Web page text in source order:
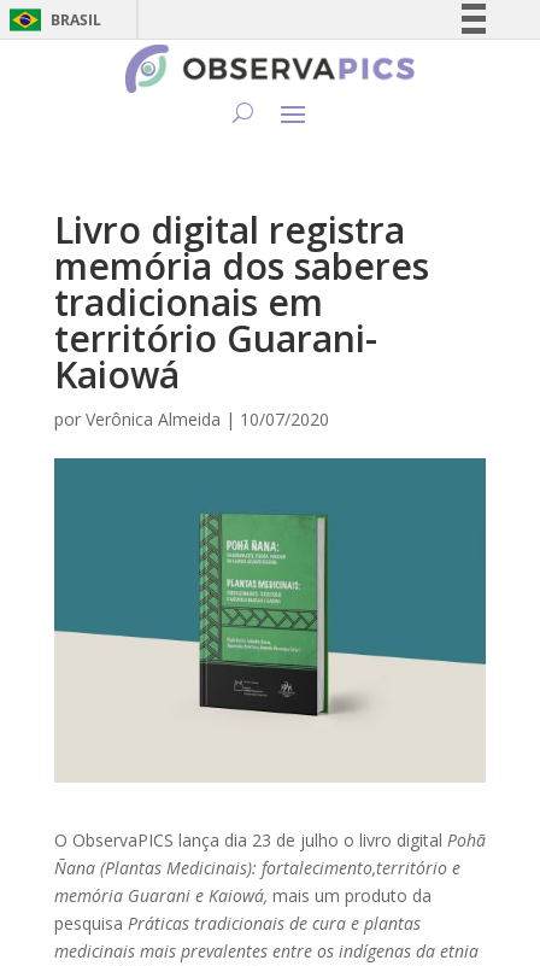
BRASIL
Simplifique!
Canais
Livro digital registra
memória dos saberes
tradicionais em
território Guarani-
Kaiowá
por Verônica Almeida | 10/07/2020
O ObservaPICS lança dia 23 de julho o livro digital Pohã
Ñana (Plantas Medicinais): fortalecimento,território e
memória Guarani e Kaiowá, mais um produto da
pesquisa Práticas tradicionais de cura e plantas
medicinais mais prevalentes entre os indígenas da etnia